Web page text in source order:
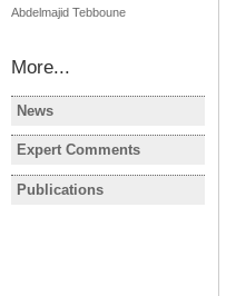
Abdelmajid Tebboune
More...
News
Expert Comments
Publications